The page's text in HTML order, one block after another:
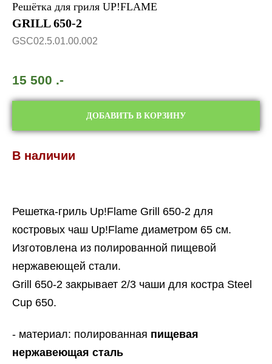
Решётка для гриля UP!FLAME
GRILL 650-2
GSC02.5.01.00.002
15 500 .-
ДОБАВИТЬ В КОРЗИНУ
В наличии
Решетка-гриль Up!Flame Grill 650-2 для
костровых чаш Up!Flame диаметром 65 см.
Изготовлена из полированной пищевой
нержавеющей стали.
Grill 650-2 закрывает 2/3 чаши для костра Steel
Cup 650.
- материал: полированная пищевая
нержавеющая сталь